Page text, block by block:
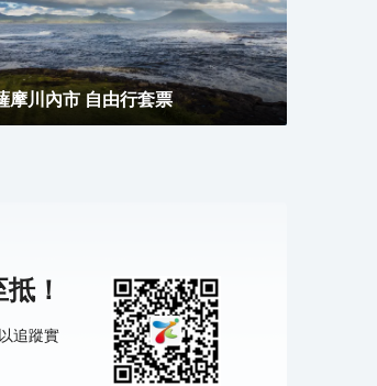
摩川內市 自由行套票
！
追蹤實